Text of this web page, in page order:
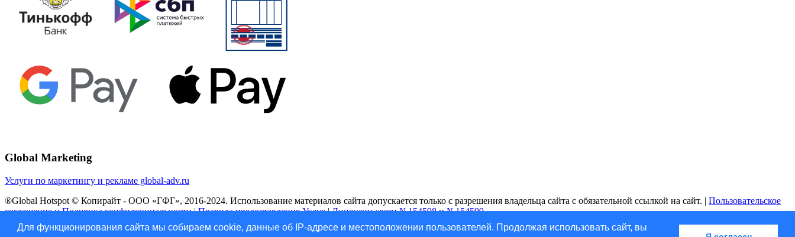
Для функционирования сайта мы собираем cookie, данные об IP-адресе и местоположении пользователей. Продолжая использовать сайт, вы
Global Marketing
Услуги по маркетингу и рекламе global-adv.ru
®Global Hotspot © Копирайт - ООО «ГФГ», 2016-2024. Использование материалов сайта допускается только с разрешения владельца сайта с обязательной ссылкой на сайт. | Пользовательское
соглашение и Политика конфиденциальности|Правила предоставления Услуг|Лицензии связи №154598 и №154599
Vk